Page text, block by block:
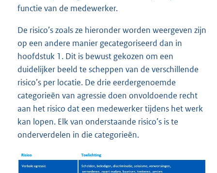
functie van de medewerker.
De risico’s zoals ze hieronder worden weergeven zijn
op een andere manier gecategoriseerd dan in
hoofdstuk 1. Dit is bewust gekozen om een
duidelijker beeld te scheppen van de verschillende
risico’s per locatie. De drie eerdergenoemde
categorieën van agressie doen onvoldoende recht
aan het risico dat een medewerker tijdens het werk
kan lopen. Elk van onderstaande risico’s is te
onderverdelen in die categorieën.